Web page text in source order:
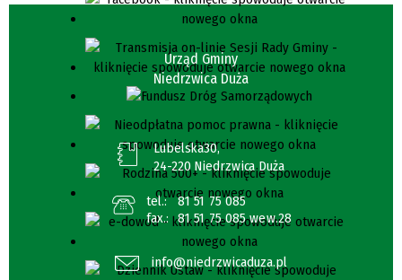
Urząd Gminy
Niedrzwica Duża
Lubelska30,
24-220 Niedrzwica Duża
tel.:
81 51 75 085
fax.:
81 51 75 085 wew.28
info@niedrzwicaduza.pl